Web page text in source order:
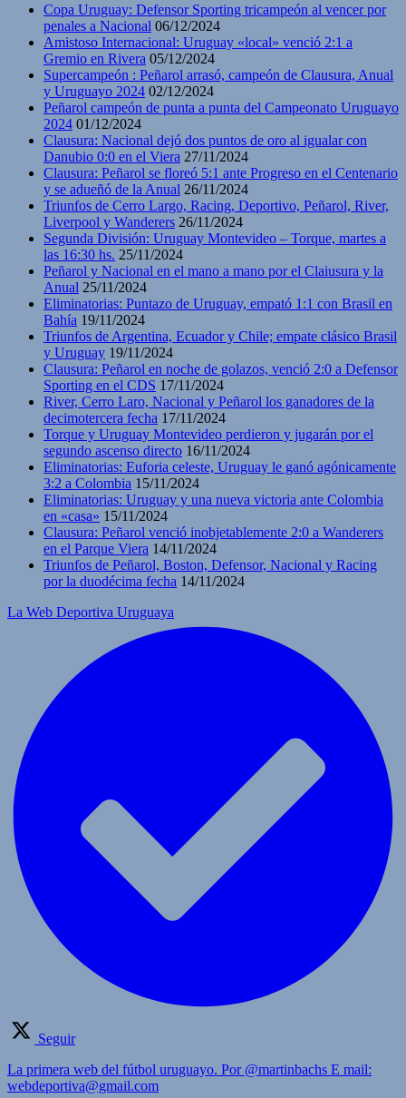
Copa Uruguay: Defensor Sporting tricampeón al vencer por
penales a Nacional 06/12/2024
Amistoso Internacional: Uruguay «local» venció 2:1 a
Gremio en Rivera 05/12/2024
Supercampeón : Peñarol arrasó, campeón de Clausura, Anual
y Uruguayo 2024 02/12/2024
Peñarol campeón de punta a punta del Campeonato Uruguayo
2024 01/12/2024
Clausura: Nacional dejó dos puntos de oro al igualar con
Danubio 0:0 en el Viera 27/11/2024
Clausura: Peñarol se floreó 5:1 ante Progreso en el Centenario
y se adueñó de la Anual 26/11/2024
Triunfos de Cerro Largo, Racing, Deportivo, Peñarol, River,
Liverpool y Wanderers 26/11/2024
Segunda División: Uruguay Montevideo – Torque, martes a
las 16:30 hs. 25/11/2024
Peñarol y Nacional en el mano a mano por el Claiusura y la
Anual 25/11/2024
Eliminatorias: Puntazo de Uruguay, empató 1:1 con Brasil en
Bahía 19/11/2024
Triunfos de Argentina, Ecuador y Chile; empate clásico Brasil
y Uruguay 19/11/2024
Clausura: Peñarol en noche de golazos, venció 2:0 a Defensor
Sporting en el CDS 17/11/2024
River, Cerro Laro, Nacional y Peñarol los ganadores de la
decimotercera fecha 17/11/2024
Torque y Uruguay Montevideo perdieron y jugarán por el
segundo ascenso directo 16/11/2024
Eliminatorias: Euforia celeste, Uruguay le ganó agónicamente
3:2 a Colombia 15/11/2024
Eliminatorias: Uruguay y una nueva victoria ante Colombia
en «casa» 15/11/2024
Clausura: Peñarol venció inobjetablemente 2:0 a Wanderers
en el Parque Viera 14/11/2024
Triunfos de Peñarol, Boston, Defensor, Nacional y Racing
por la duodécima fecha 14/11/2024
La Web Deportiva Uruguaya
Seguir
La primera web del fútbol uruguayo. Por @martinbachs E mail:
webdeportiva@gmail.com